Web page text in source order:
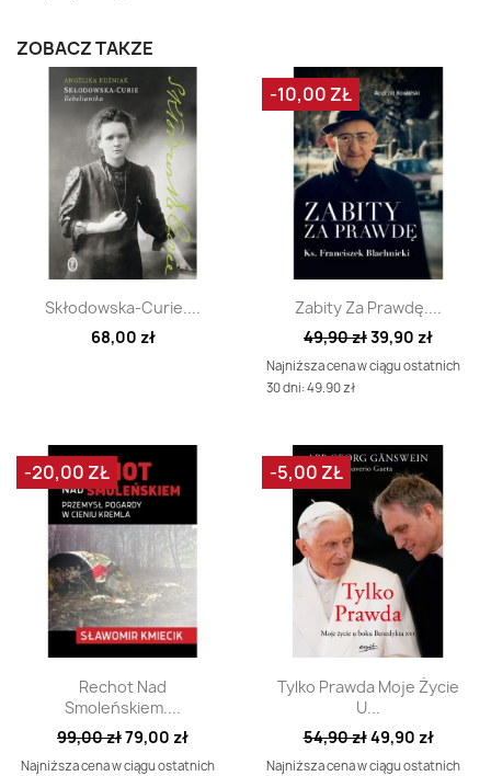
ZOBACZ TAKŻE
Szybki podgląd
Skłodowska-Curie....
68,00 zł
Szybki podgląd
Zabity Za Prawdę....
49,90 zł39,90 zł
Najniższa cena w ciągu ostatnich
30 dni: 49.90 zł
-10,00 ZŁ
Szybki podgląd
Rechot Nad
Smoleńskiem....
99,00 zł79,00 zł
Najniższa cena w ciągu ostatnich
-20,00 ZŁ
 Szybki podgląd
Tylko Prawda Moje Życie
U...
54,90 zł49,90 zł
Najniższa cena w ciągu ostatnich
-5,00 ZŁ